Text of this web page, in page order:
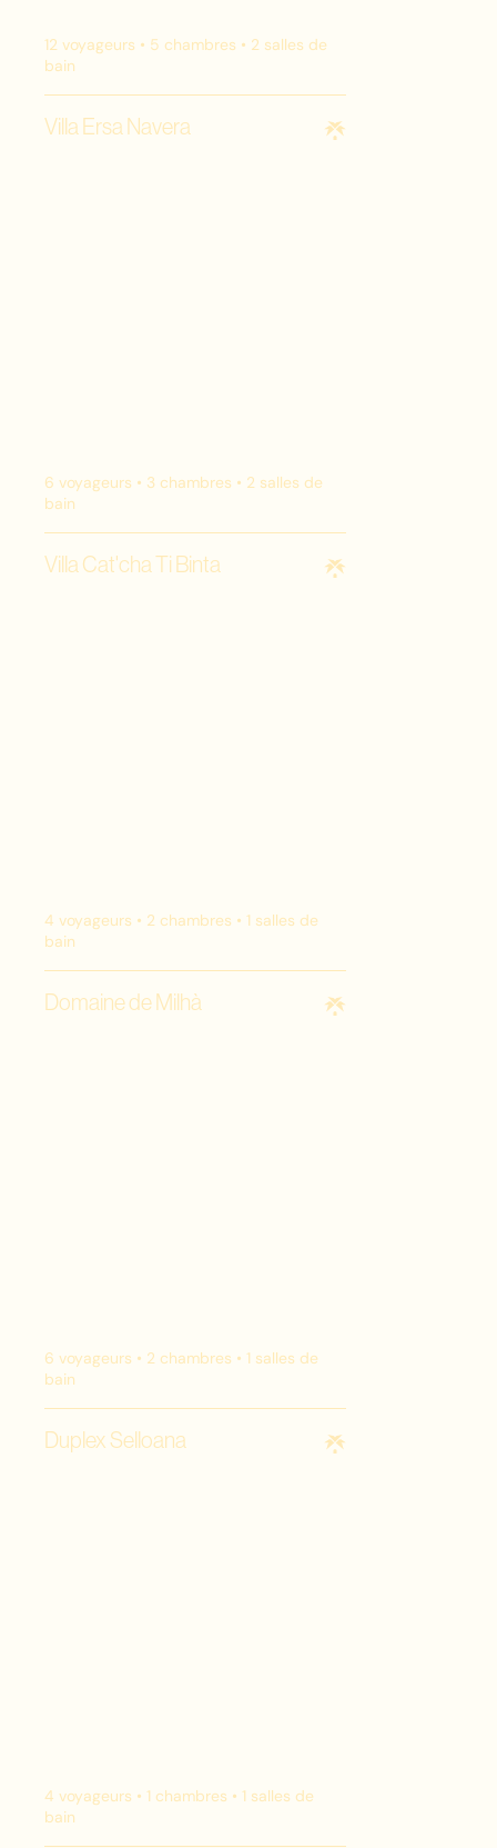
12 voyageurs • 5 chambres • 2 salles de
bain
Villa Ersa Navera
6 voyageurs • 3 chambres • 2 salles de
bain
Villa Cat'cha Ti Binta
4 voyageurs • 2 chambres • 1 salles de
bain
Domaine de Milhà
6 voyageurs • 2 chambres • 1 salles de
bain
Duplex Selloana
4 voyageurs • 1 chambres • 1 salles de
bain